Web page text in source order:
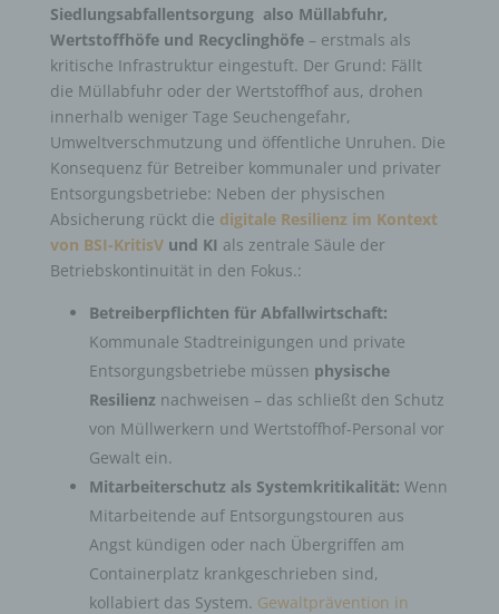
Siedlungsabfallentsorgung also Müllabfuhr,
Wertstoffhöfe und Recyclinghöfe– erstmals als
kritische Infrastruktur eingestuft. Der Grund: Fällt
die Müllabfuhr oder der Wertstoffhof aus, drohen
innerhalb weniger Tage Seuchengefahr,
Umweltverschmutzung und öffentliche Unruhen. Die
Konsequenz für Betreiber kommunaler und privater
Entsorgungsbetriebe: Neben der physischen
Absicherung rückt die digitale Resilienz im Kontext
von BSI-KritisVund KI als zentrale Säule der
Betriebskontinuität in den Fokus.:
Betreiberpflichten für Abfallwirtschaft:
Kommunale Stadtreinigungen und private
Entsorgungsbetriebe müssen physische
Resilienz nachweisen – das schließt den Schutz
von Müllwerkern und Wertstoffhof-Personal vor
Gewalt ein.
Mitarbeiterschutz als Systemkritikalität: Wenn
Mitarbeitende auf Entsorgungstouren aus
Angst kündigen oder nach Übergriffen am
Containerplatz krankgeschrieben sind,
kollabiert das System. Gewaltprävention in